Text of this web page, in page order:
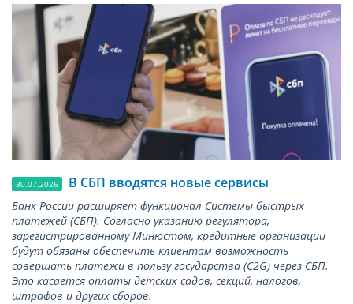
30.07.2026 В СБП вводятся новые сервисы
Банк России расширяет функционал Системы быстрых
платежей (СБП). Согласно указанию регулятора,
зарегистрированному Минюстом, кредитные организации
будут обязаны обеспечить клиентам возможность
совершать платежи в пользу государства (С2G) через СБП.
Это касается оплаты детских садов, секций, налогов,
штрафов и других сборов.